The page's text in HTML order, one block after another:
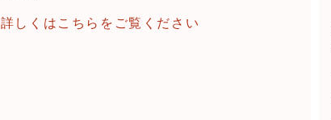
詳しくはこちらをご覧ください